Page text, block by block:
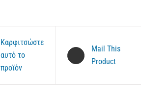
Καρφιτσώστε
αυτό το
προϊόν
Mail This
Product